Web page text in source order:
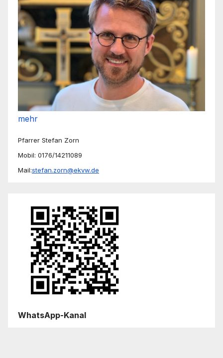
mehr
Pfarrer Stefan Zorn
Mobil: 0176/14211089
Mail:stefan.zorn@ekvw.de
WhatsApp-Kanal